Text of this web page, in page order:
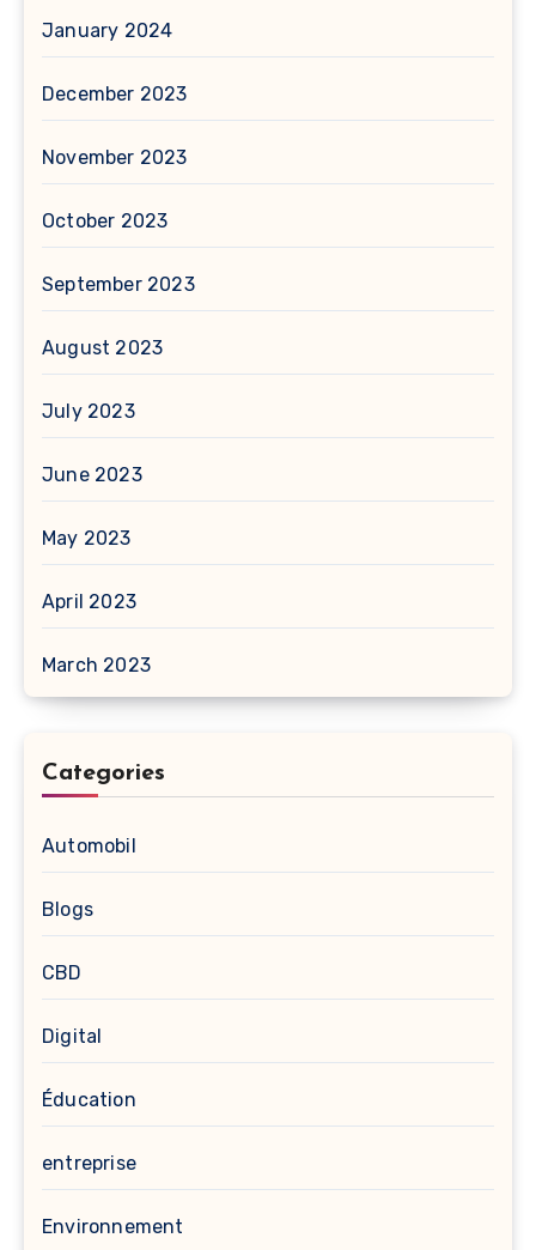
January 2024
December 2023
November 2023
October 2023
September 2023
August 2023
July 2023
June 2023
May 2023
April 2023
March 2023
Categories
Automobil
Blogs
CBD
Digital
Éducation
entreprise
Environnement